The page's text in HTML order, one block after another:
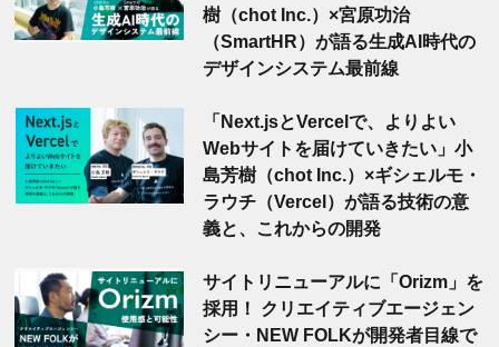
樹（chot Inc.）×宮原功治
（SmartHR）が語る生成AI時代の
デザインシステム最前線
「Next.jsとVercelで、よりよい
Webサイトを届けていきたい」小
島芳樹（chot Inc.）×ギシェルモ・
ラウチ（Vercel）が語る技術の意
義と、これからの開発
サイトリニューアルに「Orizm」を
採用！ クリエイティブエージェン
シー・NEW FOLKが開発者目線で